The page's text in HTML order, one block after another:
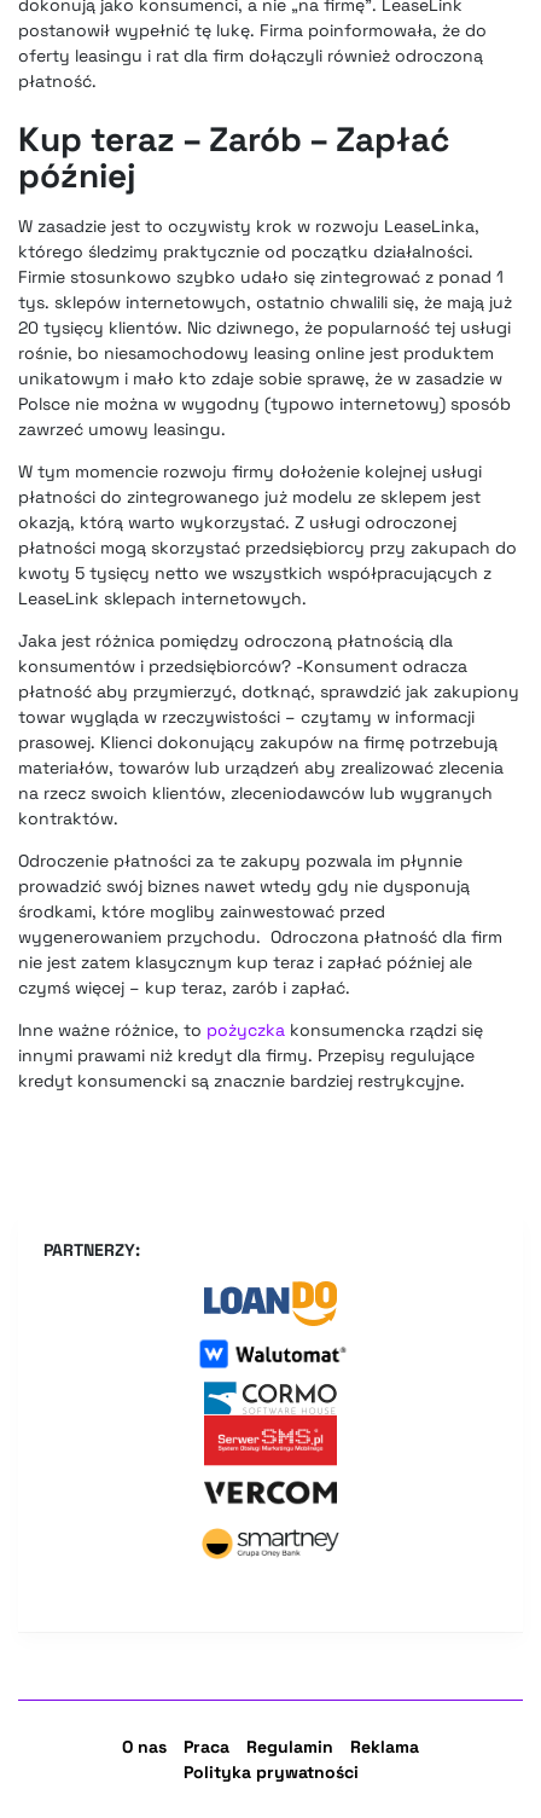
dokonują jako konsumenci, a nie „na firmę”. LeaseLink
postanowił wypełnić tę lukę. Firma poinformowała, że do
oferty leasingu i rat dla firm dołączyli również odroczoną
płatność.
Kup teraz – Zarób – Zapłać
później
W zasadzie jest to oczywisty krok w rozwoju LeaseLinka,
którego śledzimy praktycznie od początku działalności.
Firmie stosunkowo szybko udało się zintegrować z ponad 1
tys. sklepów internetowych, ostatnio chwalili się, że mają już
20 tysięcy klientów. Nic dziwnego, że popularność tej usługi
rośnie, bo niesamochodowy leasing online jest produktem
unikatowym i mało kto zdaje sobie sprawę, że w zasadzie w
Polsce nie można w wygodny (typowo internetowy) sposób
zawrzeć umowy leasingu.
W tym momencie rozwoju firmy dołożenie kolejnej usługi
płatności do zintegrowanego już modelu ze sklepem jest
okazją, którą warto wykorzystać. Z usługi odroczonej
płatności mogą skorzystać przedsiębiorcy przy zakupach do
kwoty 5 tysięcy netto we wszystkich współpracujących z
LeaseLink sklepach internetowych.
Jaka jest różnica pomiędzy odroczoną płatnością dla
konsumentów i przedsiębiorców? -Konsument odracza
płatność aby przymierzyć, dotknąć, sprawdzić jak zakupiony
towar wygląda w rzeczywistości – czytamy w informacji
prasowej. Klienci dokonujący zakupów na firmę potrzebują
materiałów, towarów lub urządzeń aby zrealizować zlecenia
na rzecz swoich klientów, zleceniodawców lub wygranych
kontraktów.
Odroczenie płatności za te zakupy pozwala im płynnie
prowadzić swój biznes nawet wtedy gdy nie dysponują
środkami, które mogliby zainwestować przed
wygenerowaniem przychodu. Odroczona płatność dla firm
nie jest zatem klasycznym kup teraz i zapłać później ale
czymś więcej – kup teraz, zarób i zapłać.
Inne ważne różnice, to pożyczka konsumencka rządzi się
innymi prawami niż kredyt dla firmy. Przepisy regulujące
kredyt konsumencki są znacznie bardziej restrykcyjne.
PARTNERZY:
O nas Praca Regulamin
Reklama
Polityka prywatności